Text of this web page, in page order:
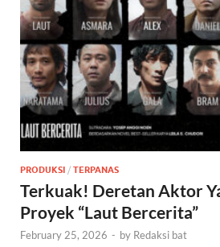
PRODUKSI / TERPANAS
Terkuak! Deretan Aktor
Proyek “Laut Bercerita”
February 25, 2026 - by Redaksi bat